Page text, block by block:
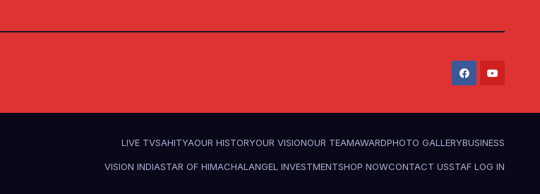
LIVE TVSAHITYAOUR HISTORYOUR VISIONOUR TEAMAWARDPHOTO GALLERYBUSINESS
VISION INDIASTAR OF HIMACHAL ANGEL INVESTMENTSHOP NOWCONTACT USSTAF LOG IN